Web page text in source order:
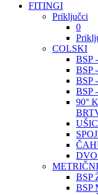
FITINGI
Priključci
0
COLSKI
BSP
BSP
BSP
BSP
90°
METRIČNI
BSP
BSP